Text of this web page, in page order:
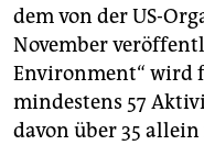
dem von der US-
November
Environment“ wird
mindestens 57
davon über 35